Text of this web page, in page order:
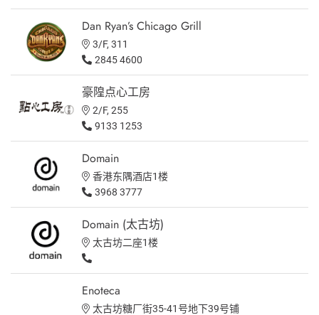
Dan Ryan’s Chicago Grill
3/F, 311
2845 4600
豪隍点心工房
2/F, 255
9133 1253
Domain
香港东隅酒店1楼
3968 3777
Domain (太古坊)
太古坊二座1楼
Enoteca
太古坊糖厂街35-41号地下39号铺